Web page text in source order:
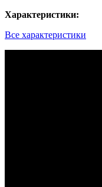
Характеристики:
Все характеристики